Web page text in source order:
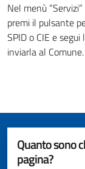
Nel menù
premi il pulsante
SPID o CIE e
inviarla al Comune.
Quanto sono
pagina?